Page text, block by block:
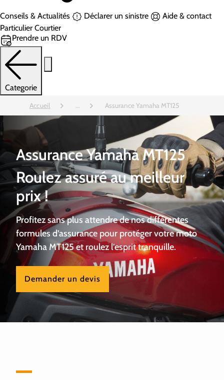
Conseils & Actualités Déclarer un sinistre
Aide & contact
Particulier Courtier
Prendre un RDV
Categorie
Accueil ... Assurance Yamaha MT125
Assurance Yamaha MT125
Roulez assuré au meilleur
prix !
Profitez sans plus attendre de nos différentes
formules d’assurance pour protéger votre moto
Yamaha MT125 et roulez l’esprit tranquille.
Demander un devis